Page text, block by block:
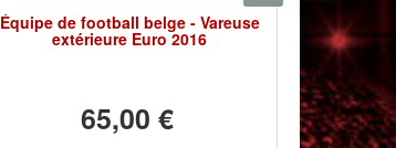
Équipe de football belge - Vareuse
extérieure Euro 2016
65,00 €
Équipe